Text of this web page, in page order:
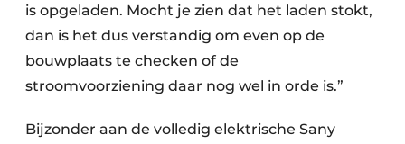
is opgeladen. Mocht je zien dat het laden stokt,
dan is het dus verstandig om even op de
bouwplaats te checken of de
stroomvoorziening daar nog wel in orde is.”
Bijzonder aan de volledig elektrische Sany